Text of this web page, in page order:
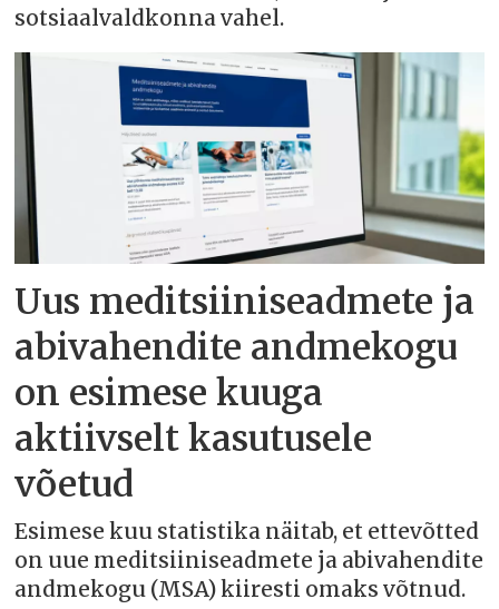
sotsiaalvaldkonna vahel.
Uus meditsiiniseadmete ja
abivahendite andmekogu
on esimese kuuga
aktiivselt kasutusele
võetud
Esimese kuu statistika näitab, et ettevõtted
on uue meditsiiniseadmete ja abivahendite
andmekogu (MSA) kiiresti omaks võtnud.